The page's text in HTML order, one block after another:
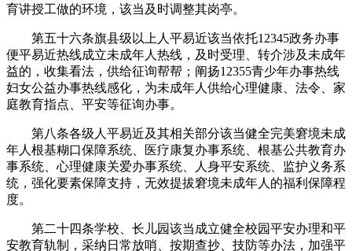
育讲授工做的环境，该当及时调整其岗亭。
第五十六条旗县级以上人平易近该当依托12345政务办事
便平易近热线成立未成年人热线，及时受理、转介涉及未成年
益的，收集看法，供给征询帮帮；阐扬12355青少年办事热线
妇女公益办事热线感化，为未成年人供给心理健康、法令、家
庭教育指点、平安等征询办事。
第八条各级人平易近及其相关部分该当健全完美窘境未成
年人根基糊口保障系统、医疗康复办事系统、根基公共教育办
事系统、心理健康关爱办事系统、人身平安系统、监护义务系
统，强化要素保障支持，无效提拔窘境未成年人的福利保障程
度。
第二十四条学校、长儿园该当成立健全校园平安办理和平
安教育轨制，采纳日常放哨、按期查抄、技防等办法，加强平